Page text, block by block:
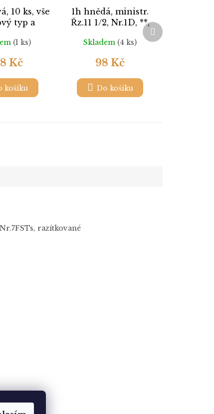
10 ks, vše
typ a
Nr.11,
(1 ks)
Kč
košíku
1h hnědá, ministr.
Řz.11 1/2, Nr.1D, **,
Skladem (4 ks)
98 Kč
Do košíku
Další
produkt
razítkované